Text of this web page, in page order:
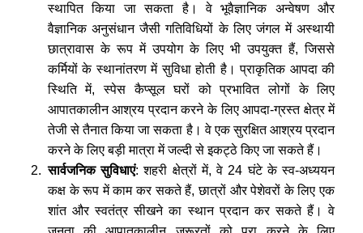
स्थापित किया जा सकता है। वे भूवैज्ञानिक अन्वेषण और
वैज्ञानिक अनुसंधान जैसी गतिविधियों के लिए जंगल में अस्थायी
छात्रावास के रूप में उपयोग के लिए भी उपयुक्त हैं, जिससे
कर्मियों के स्थानांतरण में सुविधा होती है। प्राकृतिक आपदा की
स्थिति में, स्पेस कैप्सूल घरों को प्रभावित लोगों के लिए
आपातकालीन आश्रय प्रदान करने के लिए आपदा-ग्रस्त क्षेत्र में
तेजी से तैनात किया जा सकता है। वे एक सुरक्षित आश्रय प्रदान
करने के लिए बड़ी मात्रा में जल्दी से इकट्ठे किए जा सकते हैं।
सार्वजनिक सुविधाएं: शहरी क्षेत्रों में, वे 24 घंटे के स्व-अध्ययन
कक्ष के रूप में काम कर सकते हैं, छात्रों और पेशेवरों के लिए एक
शांत और स्वतंत्र सीखने का स्थान प्रदान कर सकते हैं। वे